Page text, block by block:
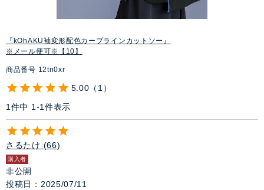
『kOhAKU袖変形配色カーブラインカットソー』
※メール便可※【10】
商品番号 12tn0xr
5.00
1
1件中 1-1件表示
さるたけ 66
購入者
非公開
投稿日
2025/07/11